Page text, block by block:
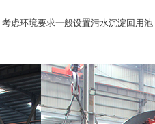
虑环境要求一般设置污水沉淀回用